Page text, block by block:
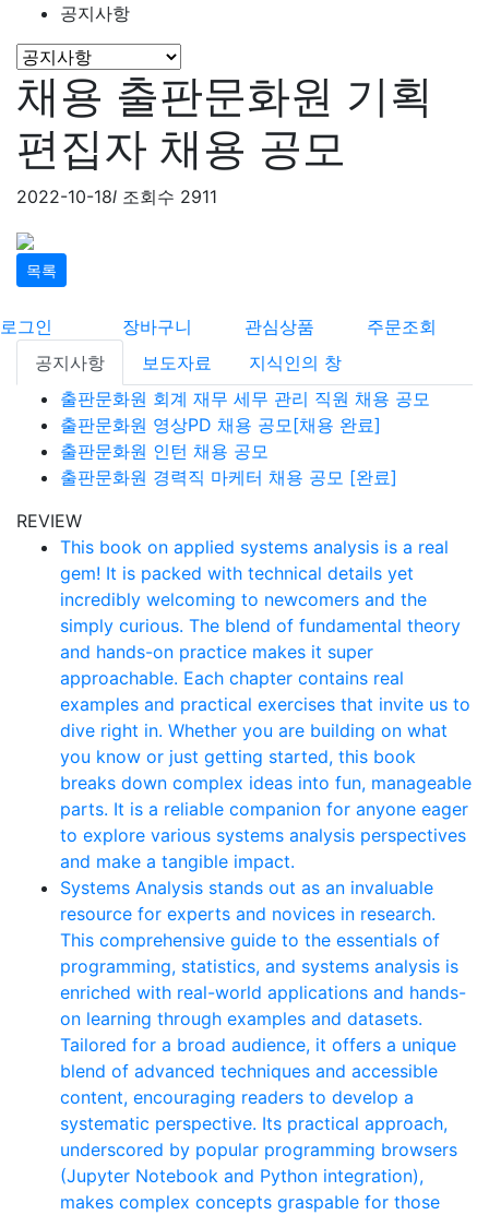
공지사항
채용 출판문화원 기획
편집자 채용 공모
2022-10-18l 조회수 2911
목록
로그인 장바구니 관심상품
주문조회
공지사항
보도자료
지식인의 창
출판문화원 회계 재무 세무 관리 직원 채용 공모
출판문화원 영상PD 채용 공모[채용 완료]
출판문화원 인턴 채용 공모
출판문화원 경력직 마케터 채용 공모 [완료]
REVIEW
This book on applied systems analysis is a real
gem! It is packed with technical details yet
incredibly welcoming to newcomers and the
simply curious. The blend of fundamental theory
and hands-on practice makes it super
approachable. Each chapter contains real
examples and practical exercises that invite us to
dive right in. Whether you are building on what
you know or just getting started, this book
breaks down complex ideas into fun, manageable
parts. It is a reliable companion for anyone eager
to explore various systems analysis perspectives
and make a tangible impact.
Systems Analysis stands out as an invaluable
resource for experts and novices in research.
This comprehensive guide to the essentials of
programming, statistics, and systems analysis is
enriched with real-world applications and hands-
on learning through examples and datasets.
Tailored for a broad audience, it offers a unique
blend of advanced techniques and accessible
content, encouraging readers to develop a
systematic perspective. Its practical approach,
underscored by popular programming browsers
(Jupyter Notebook and Python integration),
makes complex concepts graspable for those